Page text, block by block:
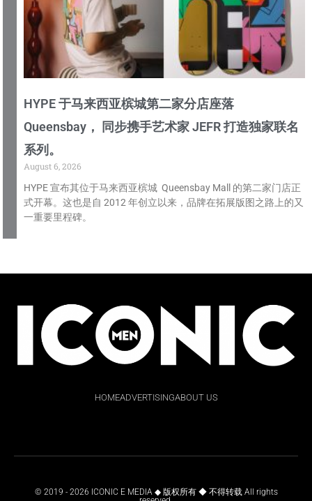
HYPE 于马来西亚槟城第二家分店座落
Queensbay， 同步携手艺术家 JEFR 打造独家联名
系列。
August 6, 2026
HYPE 宣布其位于马来西亚槟城 Queensbay Mall 的第二家门店正
式开幕。这也是自 2012 年创立以来，品牌在拓展版图之路上的又
一重要里程碑。
HOMEADVERTISINGABOUT US
© 2019 - 2026 ICONIC E MEDIA ◆ 版权所有 ◆ 不得转载 All rights